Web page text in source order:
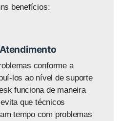
benefícios:
conforme a
los ao nível de suporte
funciona de maneira
que técnicos
tempo com problemas